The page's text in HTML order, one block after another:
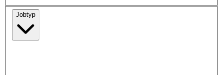
Jobtyp